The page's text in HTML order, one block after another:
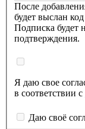
После
будет выслан
Подписка будет
подтверждения.
Я даю свое
в соответствии с
Даю своё